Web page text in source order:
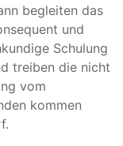
begleiten das
und
Schulung
treiben die nicht
vom
kommen